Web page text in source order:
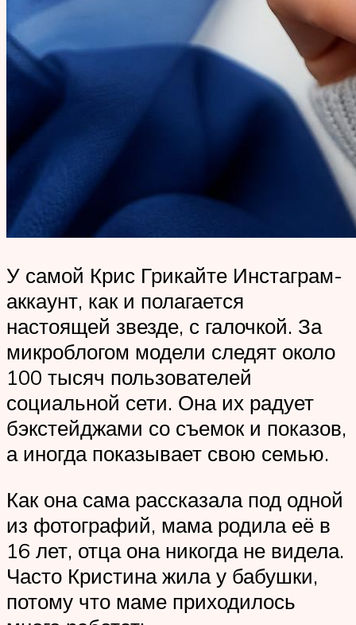
У самой Крис Грикайте Инстаграм-
аккаунт, как и полагается
настоящей звезде, с галочкой. За
микроблогом модели следят около
100 тысяч пользователей
социальной сети. Она их радует
бэкстейджами со съемок и показов,
а иногда показывает свою семью.
Как она сама рассказала под одной
из фотографий, мама родила её в
16 лет, отца она никогда не видела.
Часто Кристина жила у бабушки,
потому что маме приходилось